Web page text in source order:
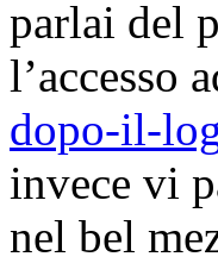
parlai del
l’accesso
dopo-il-
invece vi
nel bel